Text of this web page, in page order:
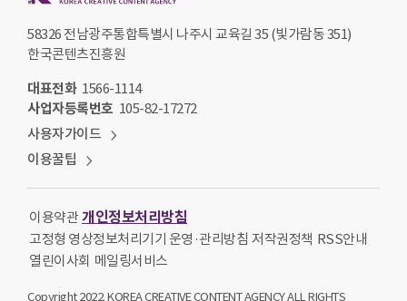
58326 전남광주통합특별시 나주시 교육길 35 (빛가람동 351)
한국콘텐츠진흥원
대표전화 1566-1114
사업자등록번호 105-82-17272
사용자가이드
이용꿀팁
이용약관 개인정보처리방침
고정형 영상정보처리기기 운영·관리방침 저작권정책 RSS안내
열린이사회 메일링서비스
Copyright 2022. KOREA CREATIVE CONTENT AGENCY ALL RIGHTS